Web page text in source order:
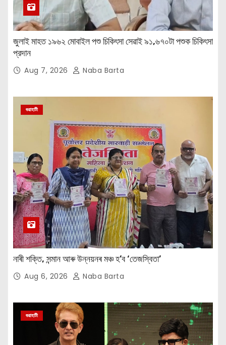
জুলাই মাহত ১৯৬২ মোবাইল পশু চিকিৎসা সেৱাই ৯১,৬৭০টা পশুক চিকিৎসা
প্রদান
Aug 7, 2026 Naba Barta
গুৱাহাটী
নাৰী শক্তি, সন্মান আৰু উন্নয়নৰ মঞ্চ হ’ব ‘তেজস্বিতা’
Aug 6, 2026 Naba Barta
গুৱাহাটী